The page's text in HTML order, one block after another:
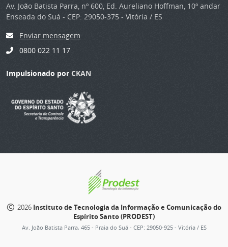
Av. João Batista Parra, nº 600, Ed. Aureliano Hoffman, 10º andar
Enseada do Suá - CEP: 29050-375 - Vitória / ES
Enviar mensagem
0800 022 11 17
Impulsionado por CKAN
2026 Instituto de Tecnologia da Informação e Comunicação do
Espírito Santo (PRODEST)
Av. João Batista Parra, 465 - Praia do Suá - CEP: 29050-925 - Vitória / ES